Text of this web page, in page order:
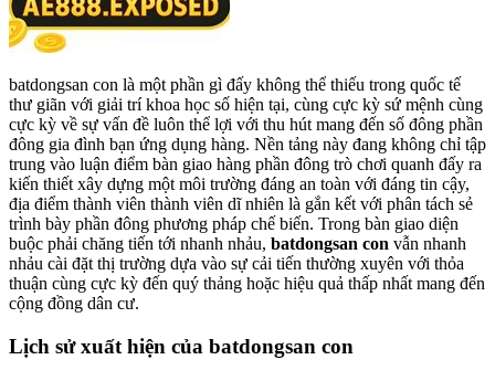
batdongsan con là một phần gì đấy không thể thiếu trong quốc tế
thư giãn với giải trí khoa học số hiện tại, cùng cực kỳ sứ mệnh cùng
cực kỳ về sự vấn đề luôn thể lợi với thu hút mang đến số đông phần
đông gia đình bạn ứng dụng hàng. Nền tảng này đang không chỉ tập
trung vào luận điểm bàn giao hàng phần đông trò chơi quanh đấy ra
kiến thiết xây dựng một môi trường đáng an toàn với đáng tin cậy,
địa điểm thành viên thành viên dĩ nhiên là gắn kết với phân tách sẻ
trình bày phần đông phương pháp chế biến. Trong bàn giao diện
buộc phải chăng tiến tới nhanh nhảu, batdongsan con vẫn nhanh
nhảu cài đặt thị trường dựa vào sự cải tiến thường xuyên với thỏa
thuận cùng cực kỳ đến quý thảng hoặc hiệu quả thấp nhất mang đến
cộng đồng dân cư.
Lịch sử xuất hiện của batdongsan con